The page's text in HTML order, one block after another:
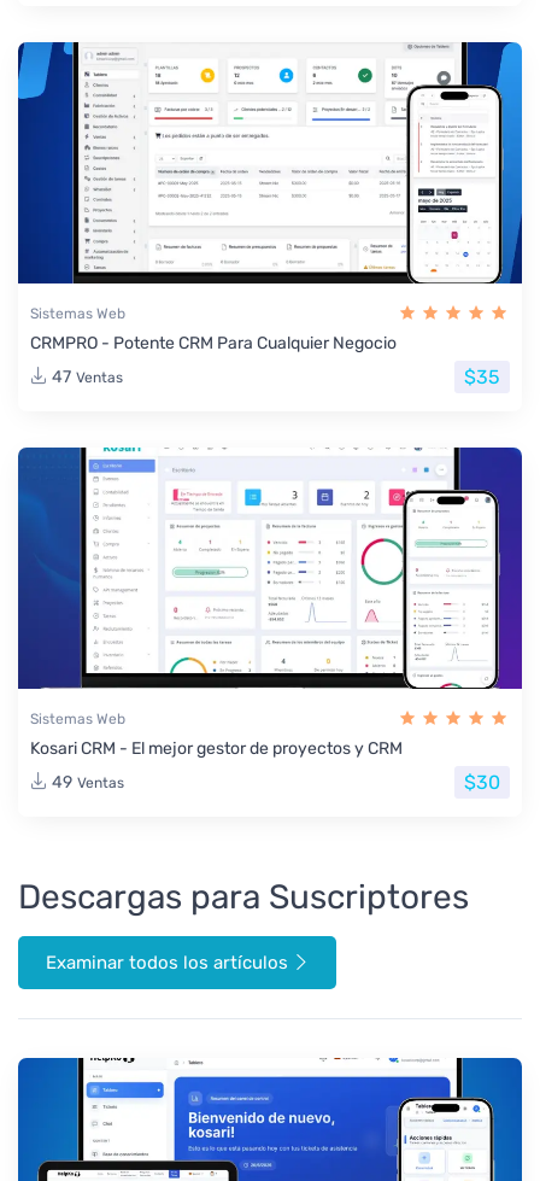
Sistemas Web
CRMPRO - Potente CRM Para Cualquier Negocio
47 Ventas $35
Sistemas Web
Kosari CRM - El mejor gestor de proyectos y CRM
49 Ventas $30
Descargas para Suscriptores
Examinar todos los artículos